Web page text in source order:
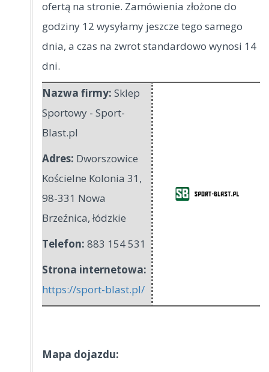
ofertą na stronie. Zamówienia złożone do
godziny 12 wysyłamy jeszcze tego samego
dnia, a czas na zwrot standardowo wynosi 14
dni.
Nazwa firmy: Sklep
Sportowy - Sport-
Blast.pl
Adres: Dworszowice
Kościelne Kolonia 31 ,
98-331 Nowa
Brzeźnica, łódzkie
Telefon: 883 154 531
Strona internetowa:
https://sport-blast.pl/
Mapa dojazdu: